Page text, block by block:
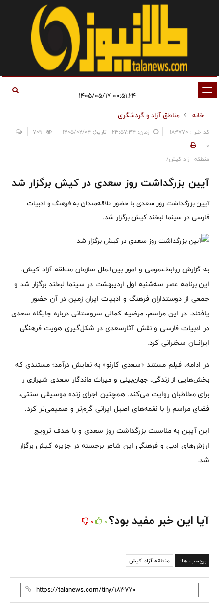
تغییر
وضعیت
ناوبری
خانه
مناطق آزاد و گردشگری
کد خبر : 183770 زمان: ۲۳:۵۷:۳۴ - تاریخ: ۱۴۰۵/۰۲/۰۴
0
منطقه آزاد کیش/
آیین بزرگداشت روز سعدی در کیش برگزار شد
آیین بزرگداشت روز سعدی با حضور علاقه‌مندان به فرهنگ و ادبیات
فارسی در سینما لبخند کیش برگزار شد.
به گزارش روابط‌عمومی و امور بین‌الملل سازمان منطقه آزاد کیش،
این برنامه عصر سه‌شنبه اول اردیبهشت در سینما لبخند برگزار شد و
جمعی از دوستداران فرهنگ و ادبیات ایران زمین در آن حضور
یافتند. در این مراسم، مرضیه کمالی سروستانی درباره جایگاه سعدی
در ادبیات فارسی و نقش آثارسعدی در شکل‌گیری هویت فرهنگی
ایرانیان سخنرانی کرد.
در ادامه، فیلم مستند «سعدی کارنو» به نمایش درآمد؛ مستندی که
بخش‌هایی از زندگی، جهان‌بینی و میراث ماندگار سعدی شیرازی را
برای مخاطبان روایت می‌کند. همچنین اجرای زنده موسیقی سنتی،
فضای مراسم را با نغمه‌های اصیل ایرانی گرم‌تر و صمیمی‌تر کرد.
این آیین به مناسبت بزرگداشت روز سعدی و با هدف ترویج
ارزش‌های ادبی و فرهنگی این شاعر برجسته در جزیره کیش برگزار
شد.
آیا این خبر مفید بود؟ 0
0
برچسب ها: منطقه آزاد کیش